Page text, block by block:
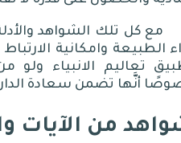
مع كل تلك الشواهد
الطبيعة وامكانية
تعاليم الانبياء ولو
أنَّها تضمن سعادة
من الآيات